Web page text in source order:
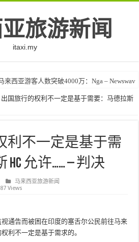
旅游新闻
itaxi.my
来西亚游客人数突破4000万：Nga – Newswav
出国旅行的权利不一定是基于需要：马德拉斯
利不一定是基于需
允许…… – 判决
马来西亚旅游新闻
Views
通告而被困在印度的塞舌尔公民前往马来
利不一定是基于需求的。